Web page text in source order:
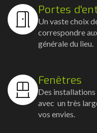
Portes
Un vaste choix
correspondre
générale du lieu.
Fenêtres
Des installations
avec un très
vos envies.